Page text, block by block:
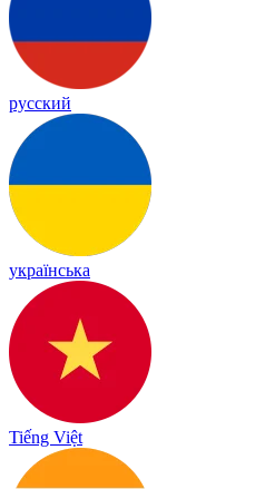
русский
українська
Tiếng Việt